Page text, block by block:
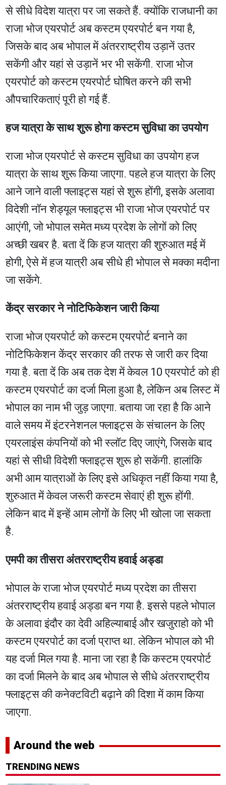
से सीधे विदेश यात्रा पर जा सकते हैं. क्योंकि राजधानी का
राजा भोज एयरपोर्ट अब कस्टम एयरपोर्ट बन गया है,
जिसके बाद अब भोपाल में अंतरराष्ट्रीय उड़ानें उतर
सकेंगी और यहां से उड़ानें भर भी सकेंगी. राजा भोज
एयरपोर्ट को कस्टम एयरपोर्ट घोषित करने की सभी
औपचारिकताएं पूरी हो गई हैं.
हज यात्रा के साथ शुरू होगा कस्टम सुविधा का उपयोग
राजा भोज एयरपोर्ट से कस्टम सुविधा का उपयोग हज
यात्रा के साथ शुरू किया जाएगा. पहले हज यात्रा के लिए
आने जाने वाली फ्लाइट्स यहां से शुरू होंगी, इसके अलावा
विदेशी नॉन शेड्यूल फ्लाइट्स भी राजा भोज एयरपोर्ट पर
आएंगी, जो भोपाल समेत मध्य प्रदेश के लोगों को लिए
अच्छी खबर है. बता दें कि हज यात्रा की शुरुआत मई में
होगी, ऐसे में हज यात्री अब सीधे ही भोपाल से मक्का मदीना
जा सकेंगे.
केंद्र सरकार ने नोटिफिकेशन जारी किया
राजा भोज एयरपोर्ट को कस्टम एयरपोर्ट बनाने का
नोटिफिकेशन केंद्र सरकार की तरफ से जारी कर दिया
गया है. बता दें कि अब तक देश में केवल 10 एयरपोर्ट को ही
कस्टम एयरपोर्ट का दर्जा मिला हुआ है, लेकिन अब लिस्ट में
भोपाल का नाम भी जुड़ जाएगा. बताया जा रहा है कि आने
वाले समय में इंटरनेशनल फ्लाइट्स के संचालन के लिए
एयरलाइंस कंपनियों को भी स्लॉट दिए जाएंगे, जिसके बाद
यहां से सीधी विदेशी फ्लाइट्स शुरू हो सकेंगी. हालांकि
अभी आम यात्राओं के लिए इसे अधिकृत नहीं किया गया है,
शुरुआत में केवल जरूरी कस्टम सेवाएं ही शुरू होंगी.
लेकिन बाद में इन्हें आम लोगों के लिए भी खोला जा सकता
है.
एमपी का तीसरा अंतरराष्ट्रीय हवाई अड्डा
भोपाल के राजा भोज एयरपोर्ट मध्य प्रदेश का तीसरा
अंतरराष्ट्रीय हवाई अड्डा बन गया है. इससे पहले भोपाल
के अलावा इंदौर का देवी अहिल्याबाई और खजुराहो को भी
कस्टम एयरपोर्ट का दर्जा प्राप्त था. लेकिन भोपाल को भी
यह दर्जा मिल गया है. माना जा रहा है कि कस्टम एयरपोर्ट
का दर्जा मिलने के बाद अब भोपाल से सीधे अंतरराष्ट्रीय
फ्लाइट्स की कनेक्टविटी बढ़ाने की दिशा में काम किया
जाएगा.
Around the web
TRENDING NEWS